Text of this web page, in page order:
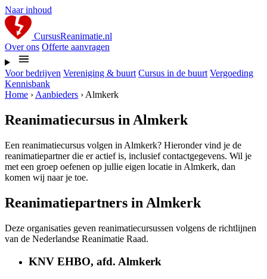
Naar inhoud
CursusReanimatie.nl
Over ons Offerte aanvragen
Voor bedrijven Vereniging & buurt Cursus in de buurt Vergoeding
Kennisbank
Home › Aanbieders › Almkerk
Reanimatiecursus in Almkerk
Een reanimatiecursus volgen in Almkerk? Hieronder vind je de
reanimatiepartner die er actief is, inclusief contactgegevens. Wil je
met een groep oefenen op jullie eigen locatie in Almkerk, dan
komen wij naar je toe.
Reanimatiepartners in Almkerk
Deze organisaties geven reanimatiecursussen volgens de richtlijnen
van de Nederlandse Reanimatie Raad.
KNV EHBO, afd. Almkerk